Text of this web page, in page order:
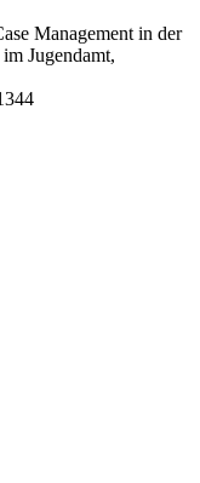
Management in der
Jugendamt,